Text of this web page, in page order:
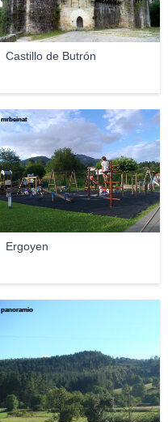
Castillo de Butrón
Ergoyen
mrbeinat
panoramio